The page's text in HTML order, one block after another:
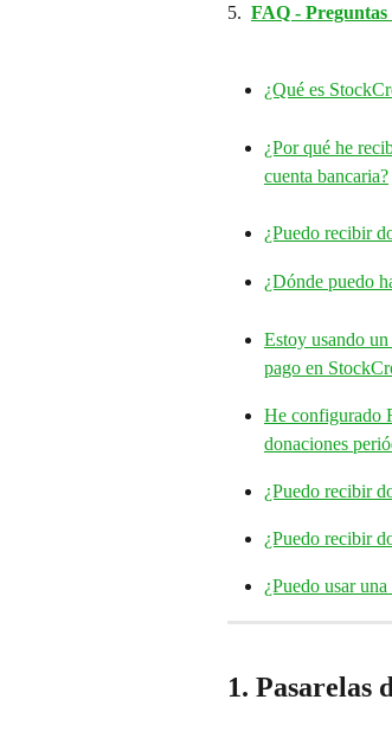
5. FAQ - Preguntas
¿Qué es
¿Por qué he
cuenta bancaria?
¿Puedo recibir
¿Dónde puedo
Estoy usando
pago en
He configurado
donaciones
¿Puedo recibir
¿Puedo recibir
¿Puedo usar
1. Pasarelas